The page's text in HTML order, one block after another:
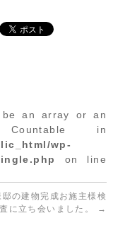
be an array or an
in
wp-
on line
の建物完成お施主様検
査に立ち会いました。
→